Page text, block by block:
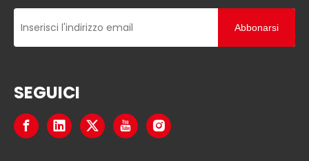
Abbonarsi
SEGUICI